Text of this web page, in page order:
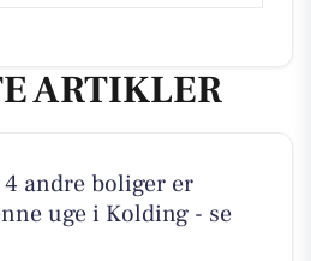
ARTIKLER
andre boliger er
uge i Kolding - se